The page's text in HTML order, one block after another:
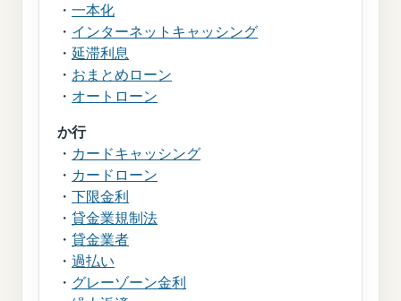
・ 一本化
・ インターネットキャッシング
・ 延滞利息
・ おまとめローン
・ オートローン
か行
・ カードキャッシング
・ カードローン
・ 下限金利
・ 貸金業規制法
・ 貸金業者
・ 過払い
・ グレーゾーン金利